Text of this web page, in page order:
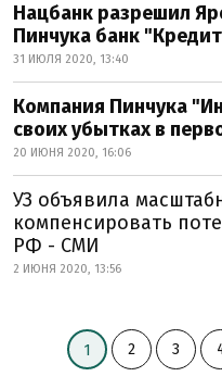
Нацбанк разрешил
Пинчука банк
31 ИЮЛЯ 2020, 13:40
Компания Пинчука
своих убытках в
20 ИЮНЯ 2020, 16:06
УЗ объявила
компенсировать
РФ - СМИ
2 ИЮНЯ 2020, 13:56
1 2 3